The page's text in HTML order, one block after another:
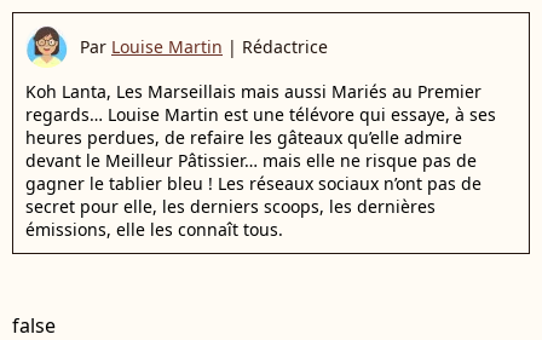
Par Louise Martin | Rédactrice
Koh Lanta, Les Marseillais mais aussi Mariés au Premier
regards… Louise Martin est une télévore qui essaye, à ses
heures perdues, de refaire les gâteaux qu’elle admire
devant le Meilleur Pâtissier… mais elle ne risque pas de
gagner le tablier bleu ! Les réseaux sociaux n’ont pas de
secret pour elle, les derniers scoops, les dernières
émissions, elle les connaît tous.
false